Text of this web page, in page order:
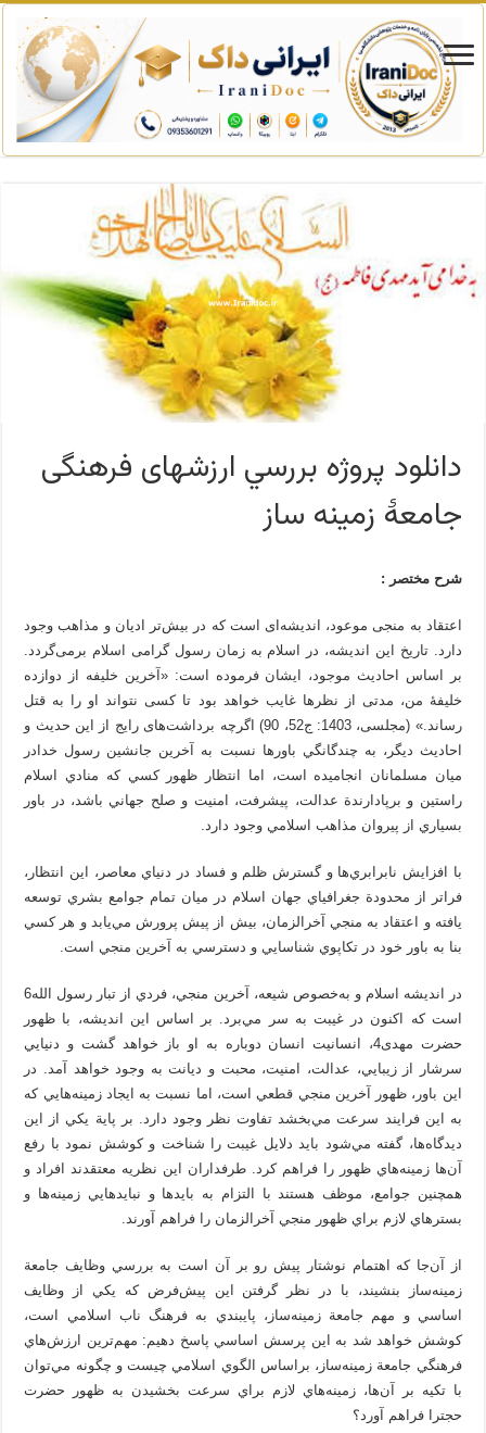
دانلود پروژه بررسي ارزشهای فرهنگی
جامعۀ زمینه ساز
شرح مختصر :
اعتقاد به منجی موعود، اندیشه‌ای است که در بیش‌تر ادیان و مذاهب وجود
دارد. تاریخ این اندیشه، در اسلام به زمان رسول گرامی اسلام برمی‌گردد.
بر اساس احادیث موجود، ایشان فرموده است: «آخرین خلیفه از دوازده
خلیفۀ من، مدتی از نظرها غایب خواهد بود تا کسی نتواند او را به قتل
رساند.» (مجلسی، 1403: ج52، 90) اگرچه برداشت‌های رایج از این حدیث و
احادیث دیگر، به چند‌گانگي باورها نسبت به آخرين جانشین رسول خدادر
ميان مسلمانان انجامیده است، اما انتظار ظهور كسي كه منادي اسلام
راستين و برپادارندة عدالت، پيشرفت، امنيت و صلح جهاني باشد، در باور
بسياري از پيروان مذاهب اسلامي وجود دارد.
با افزايش نابرابري‌ها و گسترش ظلم و فساد در دنياي معاصر، اين انتظار،
فراتر از محدودة جغرافياي جهان اسلام در ميان تمام جوامع بشري توسعه
يافته و اعتقاد به منجي آخرالزمان، بيش از پيش پرورش مي‌يابد و هر كسي
بنا به باور خود در تكاپوي شناسايي و دسترسي به آخرين منجي است.
در انديشه اسلام و به‌خصوص شيعه، آخرين منجي، فردي از تبار رسول الله6
است كه اكنون در غيبت به سر مي‌برد. بر اساس این اندیشه، با ظهور
حضرت مهدی4، انسانيت انسان دوباره به او باز خواهد گشت و دنيایي
سرشار از زيبايي، عدالت، امنيت، محبت و ديانت به وجود خواهد آمد. در
اين باور، ظهور آخرين منجي قطعي است، اما نسبت به ايجاد زمينه‌هايي كه
به اين فرايند سرعت مي‌بخشد تفاوت نظر وجود دارد. بر پاية يكي از اين
ديدگاه‌ها، گفته مي‌شود بايد دلايل غيبت را شناخت و كوشش نمود با رفع
آن‌ها زمينه‌هاي ظهور را فراهم كرد. طرفداران اين نظریه معتقدند افراد و
همچنين جوامع، موظف هستند با التزام به بايد‌ها و نبايد‌هايي زمينه‌ها و
بسترهاي لازم براي ظهور منجي آخرالزمان را فراهم آورند.
از آن‌جا كه اهتمام نوشتار پيش رو بر آن است به بررسي وظايف جامعة
زمينه‌ساز بنشيند، با در نظر گرفتن اين پيش‌فرض كه يكي از وظايف
اساسي و مهم جامعة زمينه‌ساز، پايبندي به فرهنگ ناب اسلامي است،
كوشش خواهد شد به اين پرسش اساسي پاسخ دهیم: مهم‌ترين ارزش‌هاي
فرهنگي جامعة زمينه‌ساز، براساس الگوي اسلامي چيست و چگونه مي‌توان
با تكيه‌ بر آن‌ها، زمينه‌هاي لازم براي سرعت بخشيدن به ظهور حضرت
حجترا فراهم آورد؟